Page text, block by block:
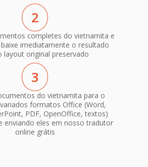
2
completes do vietnamita e
imediatamente o resultado
layout original preservado
3
do vietnamita para o
formatos Office (Word,
PDF, OpenOffice, textos)
enviando eles em nosso tradutor
online grátis